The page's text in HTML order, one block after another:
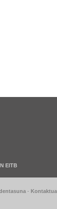
EITB
- Kontaktua